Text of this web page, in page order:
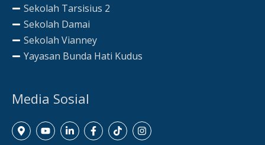
Sekolah Tarsisius 2
Sekolah Damai
Sekolah Vianney
Yayasan Bunda Hati Kudus
Media Sosial